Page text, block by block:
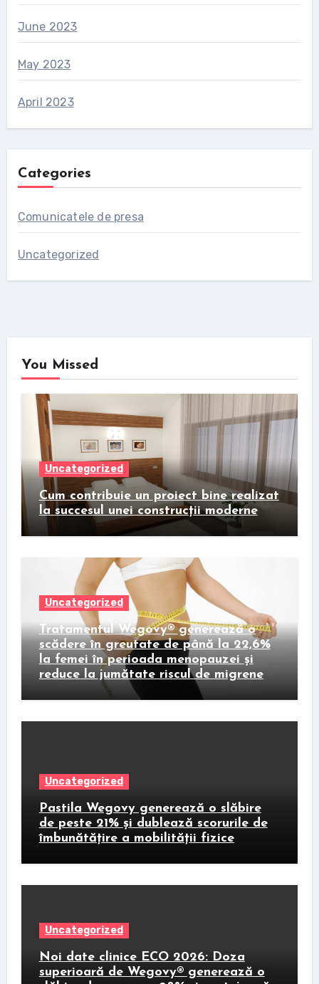
June 2023
May 2023
April 2023
Categories
Comunicatele de presa
Uncategorized
You Missed
Uncategorized
Cum contribuie un proiect bine realizat
la succesul unei construcții moderne
Uncategorized
Tratamentul Wegovy® generează o
scădere în greutate de până la 22,6%
la femei în perioada menopauzei și
reduce la jumătate riscul de migrene
Uncategorized
Pastila Wegovy generează o slăbire
de peste 21% și dublează scorurile de
îmbunătățire a mobilității fizice
Uncategorized
Noi date clinice ECO 2026: Doza
superioară de Wegovy® generează o